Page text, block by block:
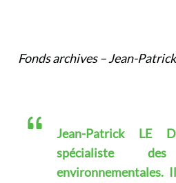
Fonds archives – Jean-
Jean-Patrick LE
spécialiste
environnementales.